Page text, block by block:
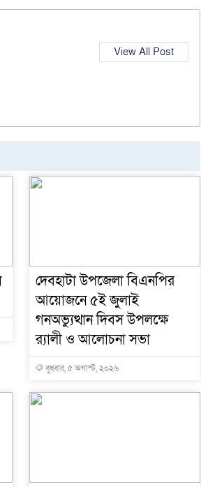
View All Post
দেবহাটা উপজেলা বিএনপির
আয়োজনে ৫ই জুলাই
গনঅভ্যুত্থান দিবস উপলক্ষে
র‍্যালী ও আলোচনা সভা
বুধবার, ৫ অগাস্ট, ২০২৬